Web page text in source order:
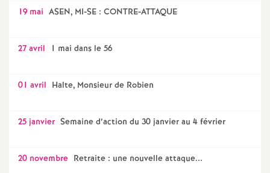
19 mai ASEN, MI-SE : CONTRE-ATTAQUE
27 avril 1 mai dans le 56
01 avril Halte, Monsieur de Robien
25 janvier Semaine d’action du 30 janvier au 4 février
20 novembre Retraite : une nouvelle attaque...